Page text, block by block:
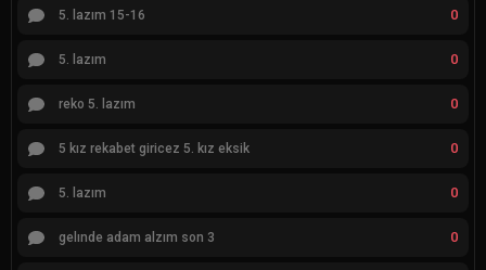
5. lazım 15-16 0
5. lazım 0
reko 5. lazım 0
5 kız rekabet giricez 5. kız eksik 0
5. lazım 0
gelınde adam alzım son 3 0